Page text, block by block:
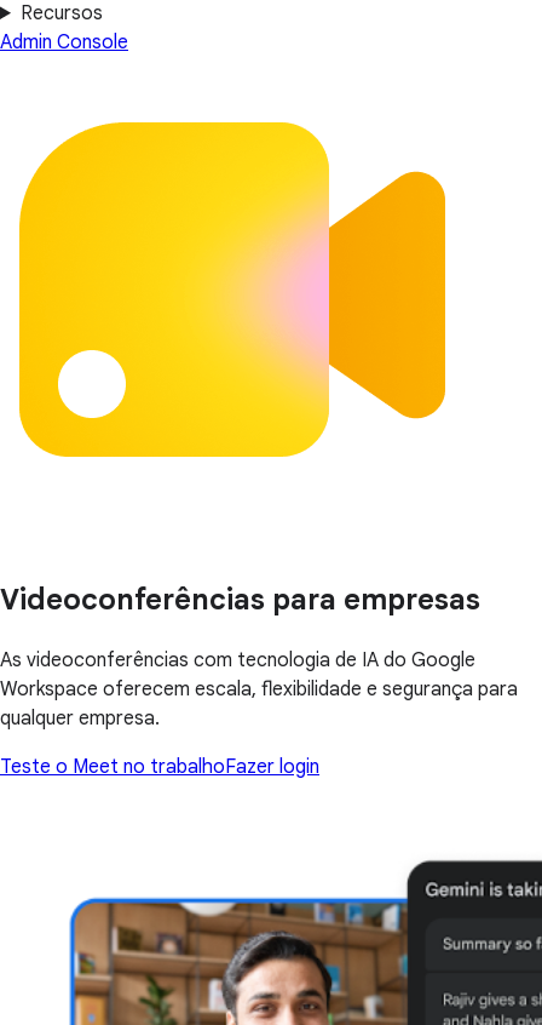
Recursos
Admin Console
Videoconferências para empresas
As videoconferências com tecnologia de IA do Google
Workspace oferecem escala, flexibilidade e segurança para
qualquer empresa.
Teste o Meet no trabalhoFazer login